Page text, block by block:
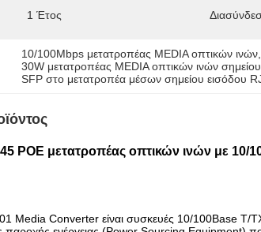
1 Έτος
10/100Mbps μετατροπέας MEDIA οπτικών ινών
30W μετατροπέας MEDIA οπτικών ινών
SFP στο μετατροπέα μέσων σημείου εισόδου
POE μετατροπέας οπτικών ινών με 10/
Media Converter είναι συσκευές 10/100Base